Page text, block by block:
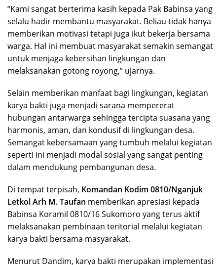
“Kami sangat berterima kasih kepada Pak Babinsa yang
selalu hadir membantu masyarakat. Beliau tidak hanya
memberikan motivasi tetapi juga ikut bekerja bersama
warga. Hal ini membuat masyarakat semakin semangat
untuk menjaga kebersihan lingkungan dan
melaksanakan gotong royong,” ujarnya.
Selain memberikan manfaat bagi lingkungan, kegiatan
karya bakti juga menjadi sarana mempererat
hubungan antarwarga sehingga tercipta suasana yang
harmonis, aman, dan kondusif di lingkungan desa.
Semangat kebersamaan yang tumbuh melalui kegiatan
seperti ini menjadi modal sosial yang sangat penting
dalam mendukung pembangunan desa.
Di tempat terpisah, Komandan Kodim 0810/Nganjuk
Letkol Arh M. Taufan memberikan apresiasi kepada
Babinsa Koramil 0810/16 Sukomoro yang terus aktif
melaksanakan pembinaan teritorial melalui kegiatan
karya bakti bersama masyarakat.
Menurut Dandim, karya bakti merupakan implementasi